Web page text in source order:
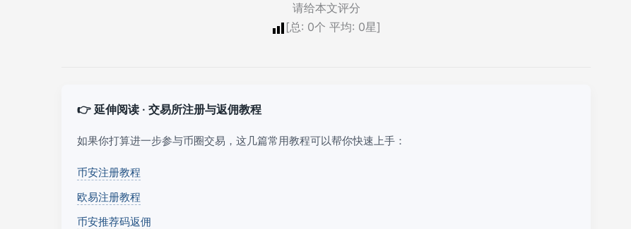
请给本文评分
[总: 0个 平均: 0星]
👉 延伸阅读 · 交易所注册与返佣教程
如果你打算进一步参与币圈交易，这几篇常用教程可以帮你快速上手：
币安注册教程
欧易注册教程
币安推荐码返佣